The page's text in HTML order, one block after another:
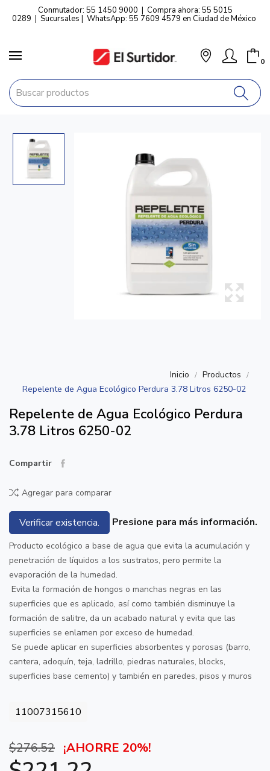
Conmutador: 55 1450 9000 | Compra ahora: 55 5015
0289 | Sucursales | WhatsApp: 55 7609 4579 en Ciudad de México
0
Inicio
Productos
Repelente de Agua Ecológico Perdura 3.78 Litros 6250-02
Repelente de Agua Ecológico Perdura
3.78 Litros 6250-02
Compartir
Agregar para comparar
Verificar existencia. Presione para más información.
Producto ecológico a base de agua que evita la acumulación y
penetración de líquidos a los sustratos, pero permite la
evaporación de la humedad.
Evita la formación de hongos o manchas negras en las
superficies que es aplicado, así como también disminuye la
formación de salitre, da un acabado natural y evita que las
superficies se enlamen por exceso de humedad.
Se puede aplicar en superficies absorbentes y porosas (barro,
cantera, adoquín, teja, ladrillo, piedras naturales, blocks,
superficies base cemento) y también en paredes, pisos y muros
11007315610
$276.52 ¡AHORRE 20%!